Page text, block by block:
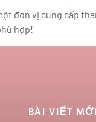
đơn vị cung cấp
hợp!
BÀI VIẾT